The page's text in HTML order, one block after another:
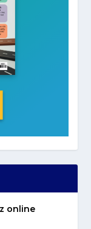
online